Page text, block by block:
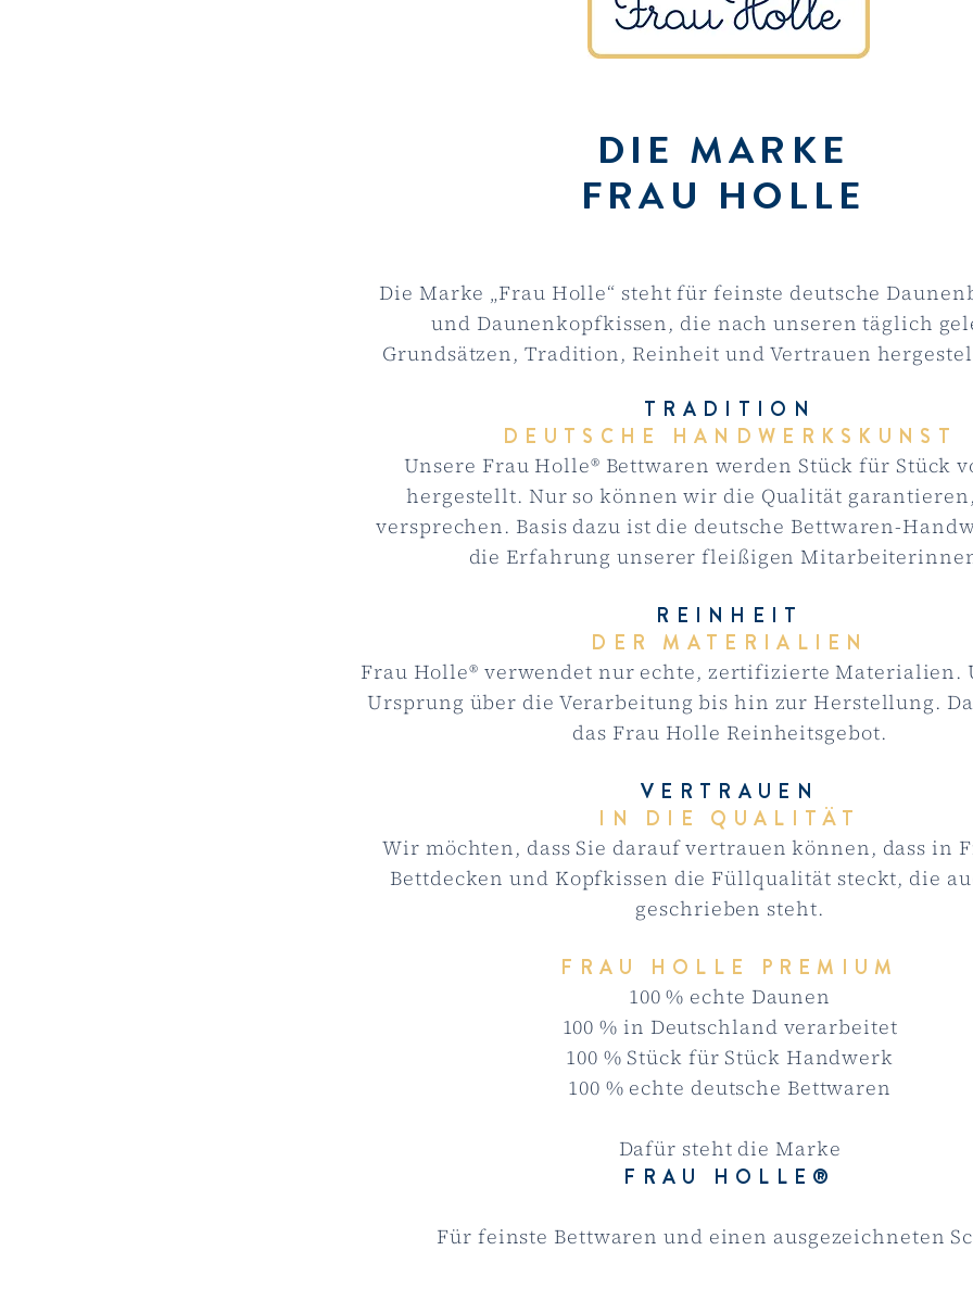
DIE MARKE
FRAU HOLLE
Die Marke „Frau Holle“ steht für feinste deutsche
und Daunenkopfkissen, die nach unseren täglich
Grundsätzen, Tradition, Reinheit und Vertrauen
TRADITION
DEUTSCHE HANDWERKSKUNST
Unsere Frau Holle® Bettwaren werden Stück für Stück
hergestellt. Nur so können wir die Qualität
versprechen. Basis dazu ist die deutsche Bettwaren-
die Erfahrung unserer fleißigen
REINHEIT
DER MATERIALIEN
Frau Holle® verwendet nur echte, zertifizierte Materialien.
Ursprung über die Verarbeitung bis hin zur Herstellung.
das Frau Holle Reinheitsgebot.
VERTRAUEN
IN DIE QUALITÄT
Wir möchten, dass Sie darauf vertrauen können, dass in
Bettdecken und Kopfkissen die Füllqualität steckt, die
geschrieben steht.
FRAU HOLLE PREMIUM
100 % echte Daunen
100 % in Deutschland verarbeitet
100 % Stück für Stück Handwerk
100 % echte deutsche Bettwaren
Dafür steht die Marke
FRAU HOLLE ®
Für feinste Bettwaren und einen ausgezeichneten